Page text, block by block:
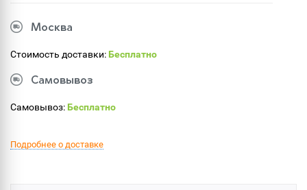
Москва
Стоимость доставки:Бесплатно
Самовывоз
Самовывоз:Бесплатно
Подробнее о доставке